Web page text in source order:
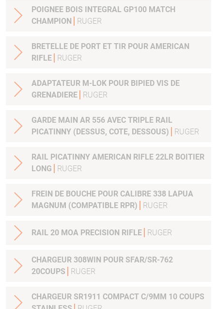
POIGNEE BOIS INTEGRAL GP100 MATCH
CHAMPION
RUGER
BRETELLE DE PORT ET TIR POUR AMERICAN
RIFLE
RUGER
ADAPTATEUR M-LOK POUR BIPIED VIS DE
GRENADIERE
RUGER
GARDE MAIN AR 556 AVEC TRIPLE RAIL
PICATINNY (DESSUS, COTE, DESSOUS)
RUGER
RAIL PICATINNY AMERICAN RIFLE 22LR BOITIER
LONG
RUGER
FREIN DE BOUCHE POUR CALIBRE 338 LAPUA
MAGNUM (COMPATIBLE RPR)
RUGER
RAIL 20 MOA PRECISION RIFLE RUGER
CHARGEUR 308WIN POUR SFAR/SR-762
20COUPS
RUGER
CHARGEUR SR1911 COMPACT C/9MM 10 COUPS